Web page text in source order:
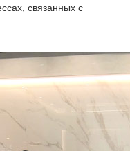
связанных с